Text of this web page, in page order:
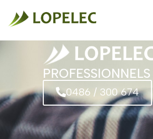
0486 / 300 674